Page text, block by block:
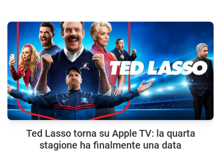
Ted Lasso torna su Apple TV: la quarta
stagione ha finalmente una data